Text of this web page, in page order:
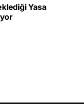
Yasa